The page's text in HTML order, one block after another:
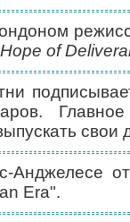
Hope of
Анджелесе
Era".